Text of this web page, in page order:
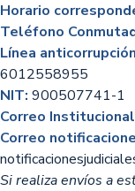
Horario
Teléfono
Línea
6012558955
NIT: 900507741-1
Correo
Correo
Si realiza envíos a